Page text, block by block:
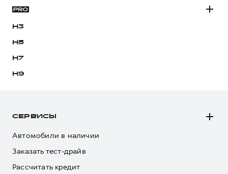
H3
H5
H7
H9
СЕРВИСЫ
Автомобили в наличии
Заказать тест-драйв
Рассчитать кредит